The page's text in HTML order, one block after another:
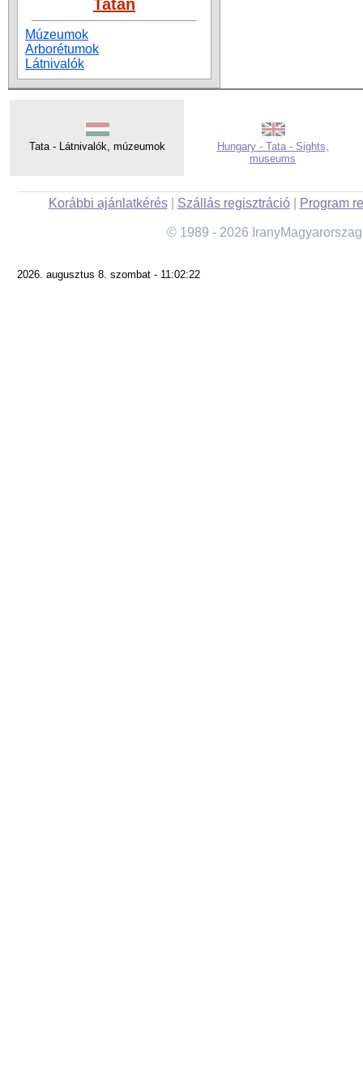
Tatán
Múzeumok
Arborétumok
Látnivalók
Tata - Látnivalók, múzeumok
Hungary - Tata - Sights,
museums
Korábbi ajánlatkérés| Szállás regisztráció| Program
© 1989 - 2026
2026. augusztus 8. szombat - 11:02:22